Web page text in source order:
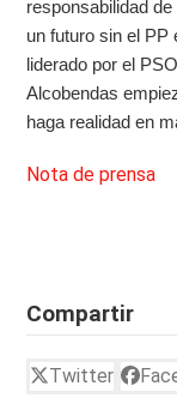
responsabilidad
un futuro sin el PP
liderado por el
Alcobendas
haga realidad en
Nota de prensa
Compartir
Twitter